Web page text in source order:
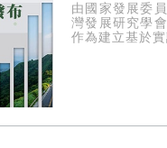
由國家發展委
灣發展研究學
作為建立基於